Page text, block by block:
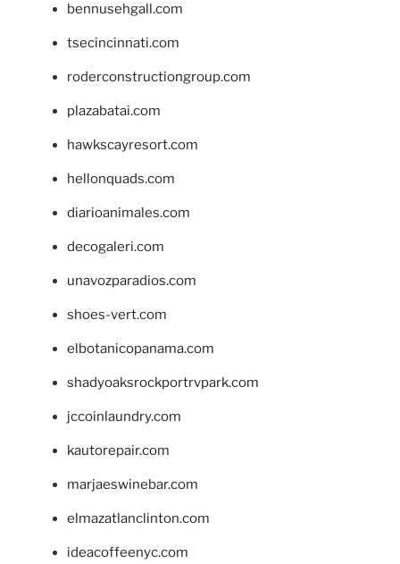
bennusehgall.com
tsecincinnati.com
roderconstructiongroup.com
plazabatai.com
hawkscayresort.com
hellonquads.com
diarioanimales.com
decogaleri.com
unavozparadios.com
shoes-vert.com
elbotanicopanama.com
shadyoaksrockportrvpark.com
jccoinlaundry.com
kautorepair.com
marjaeswinebar.com
elmazatlanclinton.com
ideacoffeenyc.com